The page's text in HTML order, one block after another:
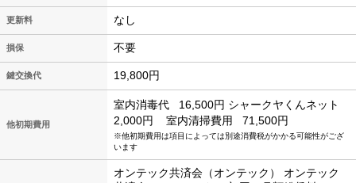
更新料 なし
損保 不要
鍵交換代 19,800円
他初期費用
室内消毒代 16,500円 シャークヤくんネット
2,000円
室内清掃費用 71,500円
※他初期費用は項目によっては別途消費税がかかる可能性がござ
います
オンテック共済会（オンテック） オンテック